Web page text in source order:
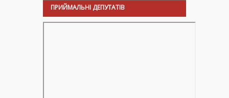
ПРИЙМАЛЬНІ ДЕПУТАТІВ